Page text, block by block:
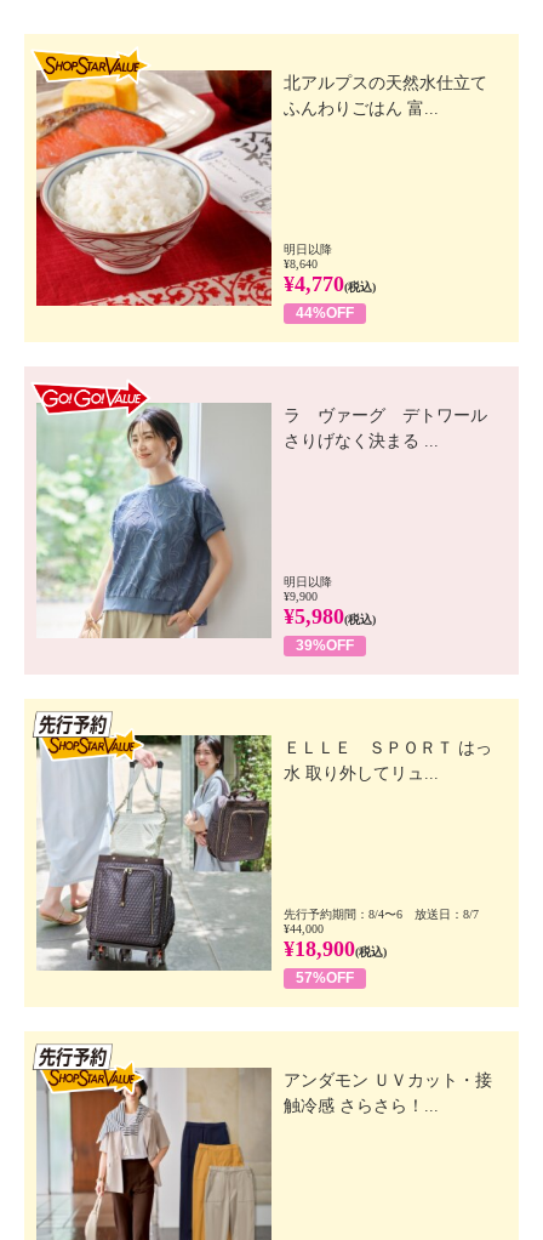
北アルプスの天然水仕立て
ふんわりごはん 富...
明日以降
¥8,640
¥4,770(税込)
44%OFF
ラ ヴァーグ デトワール
さりげなく決まる ...
明日以降
¥9,900
¥5,980(税込)
39%OFF
ＥＬＬＥ ＳＰＯＲＴ はっ
水 取り外してリュ...
先行予約期間：8/4〜6 放送日：8/7
¥44,000
¥18,900(税込)
57%OFF
アンダモン ＵＶカット・接
触冷感 さらさら！...